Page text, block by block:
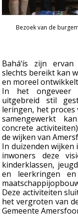
Bezoek van de
Bahá‘ís zijn
slechts bereikt kan
en moreel
In het ongeveer
uitgebreid stil
leringen, het proces
samengewerkt
concrete
de wijken van
In duizenden
inwoners deze
kinderklassen,
en leerkringen
Deze activiteiten
het vergroten van
Gemeente